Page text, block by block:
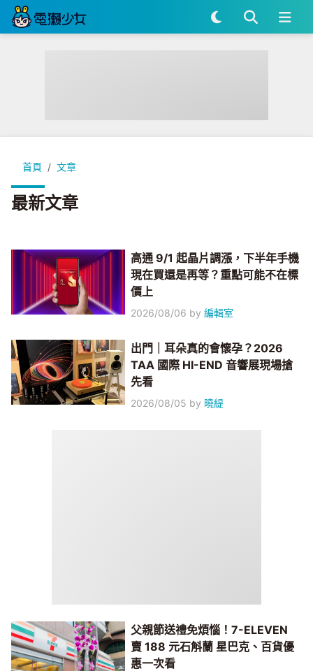
首頁 文章
最新文章
高通 9/1 起晶片調漲，下半年手機
現在買還是再等？重點可能不在標
價上
2026/08/06 by編輯室
出門｜耳朵真的會懷孕？2026
TAA 國際 HI-END 音響展現場搶
先看
2026/08/05 by 曉緹
父親節送禮免煩惱！7-ELEVEN
賣 188 元石斛蘭 星巴克、百貨優
惠一次看